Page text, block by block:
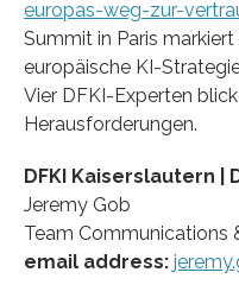
europas-weg-zur-
Summit in Paris
europäische KI-
Vier DFKI-Experten
Herausforderungen.
DFKI Kaiserslautern |
Jeremy Gob
Team Communications
email address: